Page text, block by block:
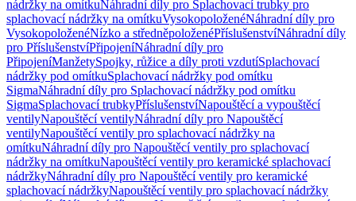
nádržky na omítkuNáhradní díly pro Splachovací trubky pro
splachovací nádržky na omítkuVysokopoloženéNáhradní díly pro
VysokopoloženéNízko a středněpoloženéPříslušenstvíNáhradní díly
pro PříslušenstvíPřipojeníNáhradní díly pro
PřipojeníManžetySpojky, růžice a díly proti vzdutíSplachovací
nádržky pod omítkuSplachovací nádržky pod omítku
SigmaNáhradní díly pro Splachovací nádržky pod omítku
SigmaSplachovací trubkyPříslušenstvíNapouštěcí a vypouštěcí
ventilyNapouštěcí ventilyNáhradní díly pro Napouštěcí
ventilyNapouštěcí ventily pro splachovací nádržky na
omítkuNáhradní díly pro Napouštěcí ventily pro splachovací
nádržky na omítkuNapouštěcí ventily pro keramické splachovací
nádržkyNáhradní díly pro Napouštěcí ventily pro keramické
splachovací nádržkyNapouštěcí ventily pro splachovací nádržky